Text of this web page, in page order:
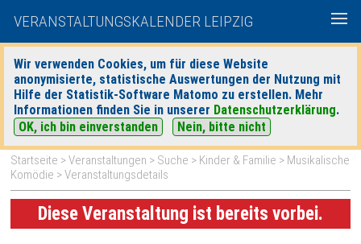
VERANSTALTUNGSKALENDER LEIPZIG
Wir verwenden Cookies, um für diese Website
anonymisierte, statistische Auswertungen der Nutzung mit
Hilfe der Statistik-Software Matomo zu erstellen. Mehr
Informationen finden Sie in unserer Datenschutzerklärung.
OK, ich bin einverstanden
Nein, bitte nicht
heute|morgen| Detaillierte Suche
Startseite >Veranstaltungen > Suche > Kinder & Familie > Musikalische
Komödie > Veranstaltungsdetails
Diese Veranstaltung ist bereits vorbei.